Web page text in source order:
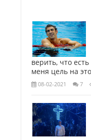
верить, что
меня цель на
08-02-2021 7